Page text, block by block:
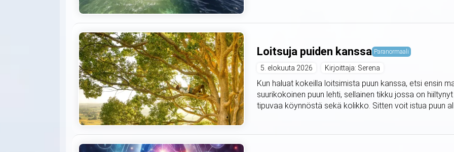
Loitsuja puiden kanssa Paranormaali
5. elokuuta 2026 Kirjoittaja: Serena
Kun haluat kokeilla loitsimista puun kanssa, etsi ensin
suurikokoinen puun lehti, sellainen tikku jossa on
tipuvaa köynnöstä sekä kolikko. Sitten voit istua puun